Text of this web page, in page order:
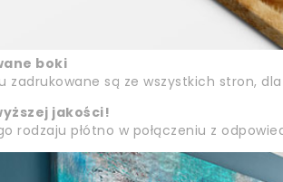
boki
zadrukowane są ze wszystkich stron,
jakości!
rodzaju płótno w połączeniu z